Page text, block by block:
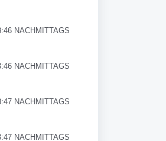
NACHMITTAGS
NACHMITTAGS
NACHMITTAGS
NACHMITTAGS